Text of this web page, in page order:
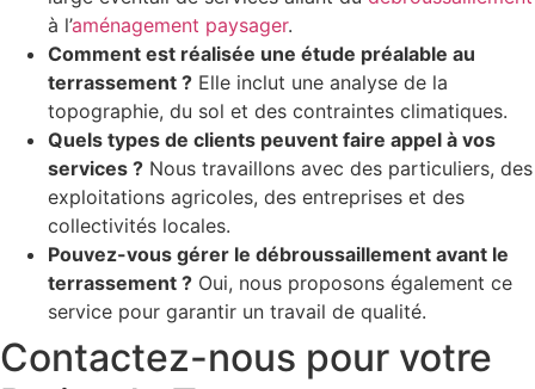
à l’aménagement paysager.
Comment est réalisée une étude préalable au
terrassement ? Elle inclut une analyse de la
topographie, du sol et des contraintes climatiques.
Quels types de clients peuvent faire appel à vos
services ? Nous travaillons avec des particuliers, des
exploitations agricoles, des entreprises et des
collectivités locales.
Pouvez-vous gérer le débroussaillement avant le
terrassement ? Oui, nous proposons également ce
service pour garantir un travail de qualité.
Contactez-nous pour votre